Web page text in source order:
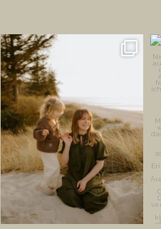
Die schönsten Bilder entstehen oft
dann, wenn
247